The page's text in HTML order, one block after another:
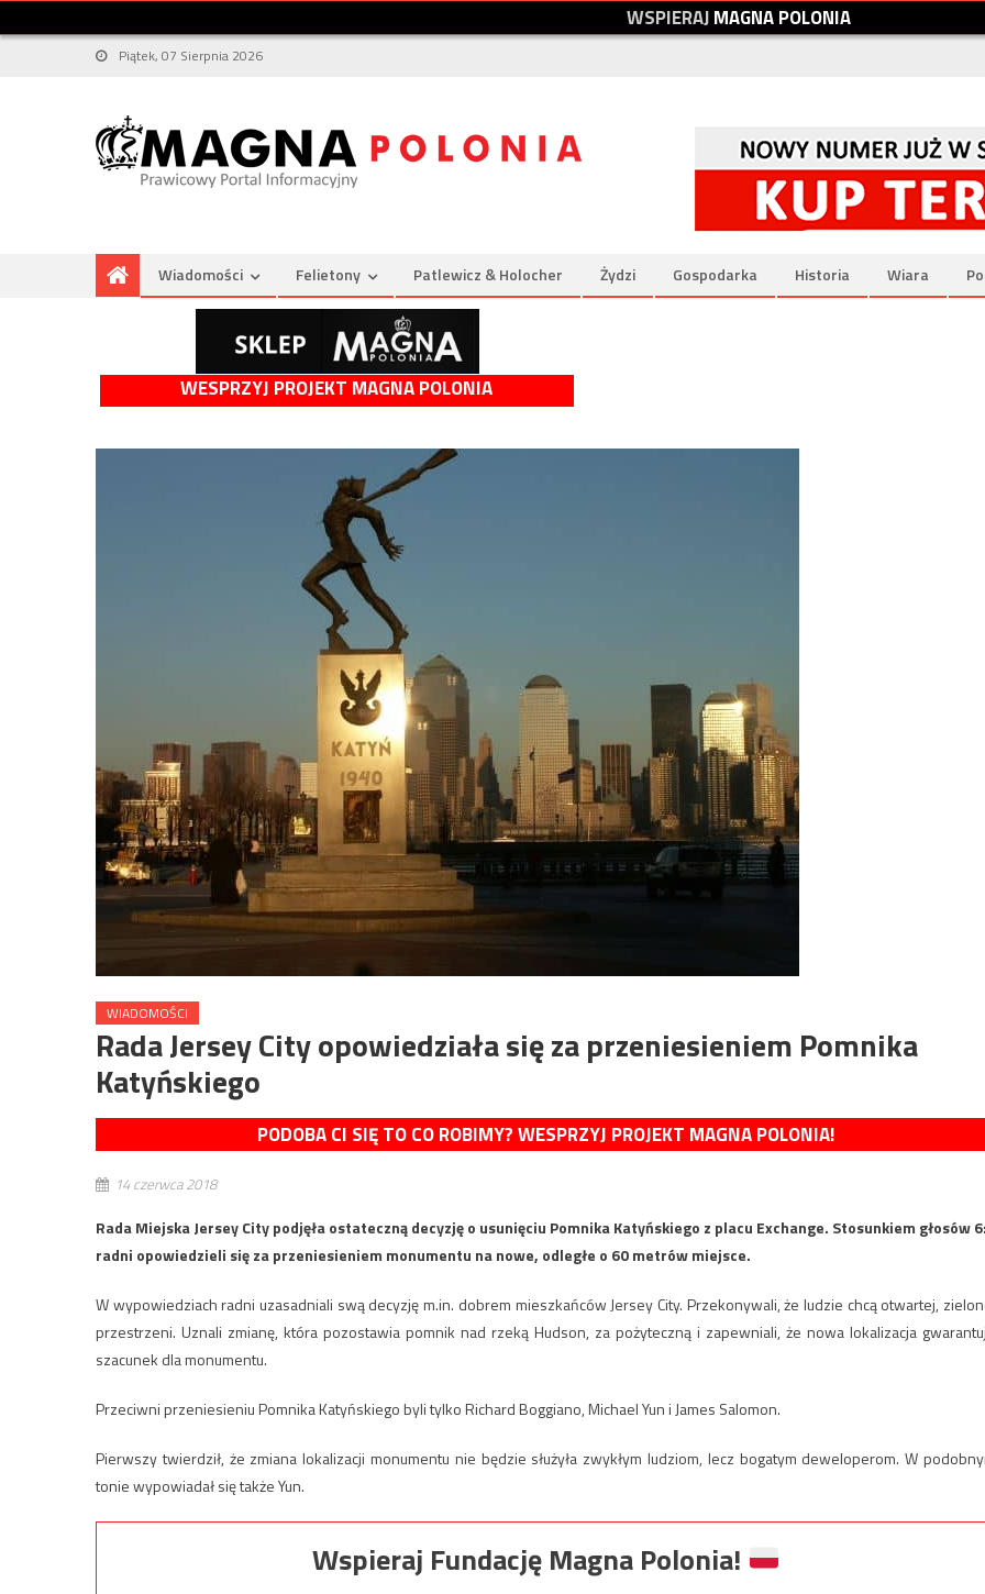
WSPIERAJMAGNAPOLONIA
Piątek, 07 Sierpnia 2026
Wiadomości Felietony Patlewicz & Holocher Żydzi Gospodarka Historia Wiara
WESPRZYJ PROJEKT MAGNA POLONIA
WIADOMOŚCI
Rada Jersey City opowiedziała się za przeniesieniem Pomnika
Katyńskiego
PODOBA CI SIĘ TO CO ROBIMY? WESPRZYJ PROJEKT MAGNA POLONIA!
14 czerwca 2018
Rada Miejska Jersey City podjęła ostateczną decyzję o usunięciu Pomnika Katyńskiego z placu Exchange. Stosunkiem głosów
radni opowiedzieli się za przeniesieniem monumentu na nowe, odległe o 60 metrów miejsce.
W wypowiedziach radni uzasadniali swą decyzję m.in. dobrem mieszkańców Jersey City. Przekonywali, że ludzie chcą otwartej,
przestrzeni. Uznali zmianę, która pozostawia pomnik nad rzeką Hudson, za pożyteczną i zapewniali, że nowa lokalizacja
szacunek dla monumentu.
Przeciwni przeniesieniu Pomnika Katyńskiego byli tylko Richard Boggiano, Michael Yun i James Salomon.
Pierwszy twierdził, że zmiana lokalizacji monumentu nie będzie służyła zwykłym ludziom, lecz bogatym deweloperom. W
tonie wypowiadał się także Yun.
Wspieraj Fundację Magna Polonia!